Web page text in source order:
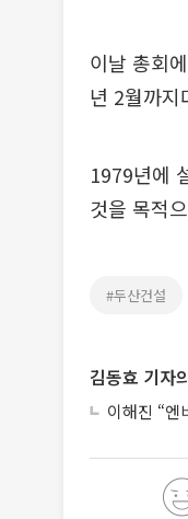
이날 총회
년 2월까지
1979년에
것을 목적
#두산건설
김동효 기자
이해진 “엔